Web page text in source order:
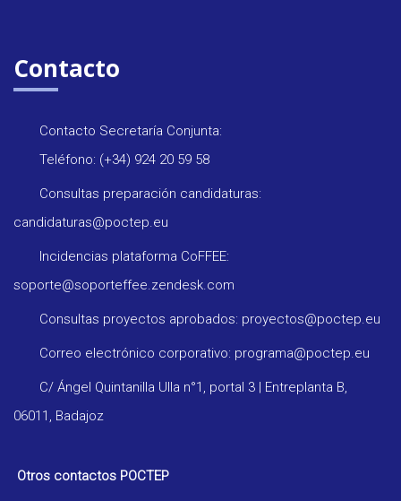
Contacto
Contacto Secretaría Conjunta:
Teléfono: (+34) 924 20 59 58
Consultas preparación candidaturas:
candidaturas@poctep.eu
Incidencias plataforma CoFFEE:
soporte@soporteffee.zendesk.com
Consultas proyectos aprobados: proyectos@poctep.eu
Correo electrónico corporativo: programa@poctep.eu
C/ Ángel Quintanilla Ulla n°1, portal 3 | Entreplanta B,
06011, Badajoz
Otros contactos POCTEP